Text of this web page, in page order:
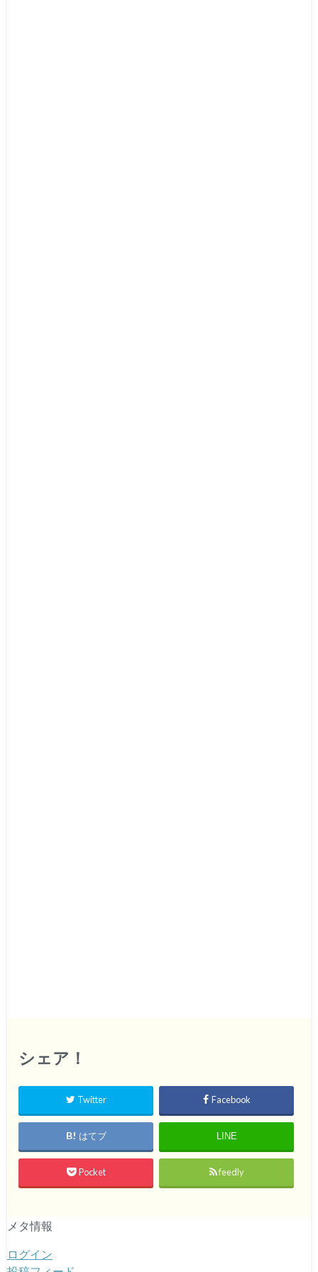
シェア！
Twitter Facebook
はてブ LINE
Pocket feedly
メタ情報
ログイン